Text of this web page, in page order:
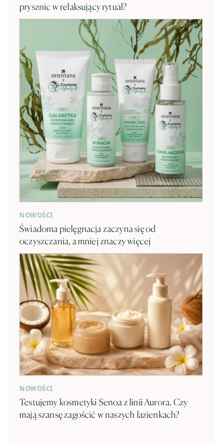
prysznic w relaksujący rytuał?
NOWOŚCI
Świadoma pielęgnacja zaczyna się od
oczyszczania, a mniej znaczy więcej
NOWOŚCI
Testujemy kosmetyki Senoa z linii Aurora. Czy
mają szansę zagościć w naszych łazienkach?